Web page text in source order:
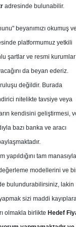
Potansiyeli
1
fiyatını
olarak
adresinde bulunabilir.
beyanımızı okumuş ve
platformumuz yetkili
şartlar ve resmi kurumlar
da beyan ederiz.
değildir. Burada
nitelikte tavsiye veya
kendisini geliştirmesi,
bazı banka ve aracı
yapıldığını tam manasıyla
modellerini ve
bulundurabilirsiniz, lakin
sizi maddi
olmakla birlikte Hedef